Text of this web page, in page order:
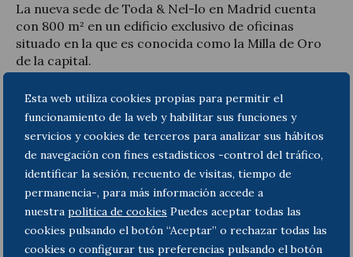
Esta web utiliza cookies propias para permitir el
funcionamiento de la web y habilitar sus funciones y
servicios y cookies de terceros para analizar sus hábitos
de navegación con fines estadísticos -control del tráfico,
identificar la sesión, recuento de visitas, tiempo de
permanencia-, para más información accede a
nuestra politica de cookies Puedes aceptar todas las
cookies pulsando el botón “Aceptar” o rechazar todas las
cookies o configurar tus preferencias pulsando el botón
La nueva sede de Toda & Nel-lo en Madrid cuenta
con 800 m² en un edificio exclusivo de oficinas
situado en la que es conocida como la Milla de Oro
de la capital.
Toda & Nel-lo abrió su primera oficina en Madrid en
2018 y, en menos de tres años, el despacho ha
quintuplicado su plantilla, disponiendo actualmente
de un equipo de más de veinte personas (cinco de los
cuales, socios) que presta servicios de
asesoramiento jurídico en materia de derecho
administrativo, mercantil, procesal, fiscal y de
sectores regulados.